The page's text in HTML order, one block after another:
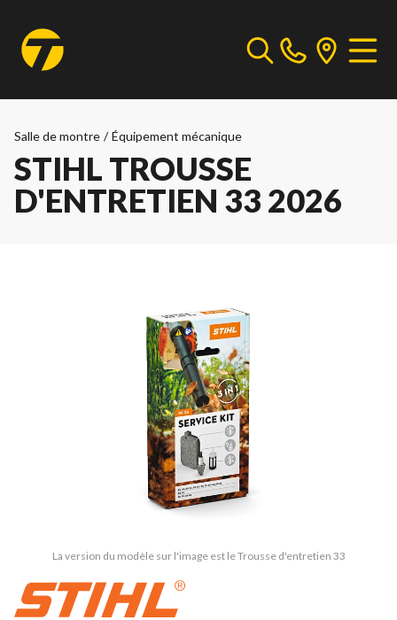
Salle de montre / Équipement mécanique
STIHL TROUSSE
D'ENTRETIEN 33 2026
La version du modèle sur l'image est le Trousse d'entretien 33